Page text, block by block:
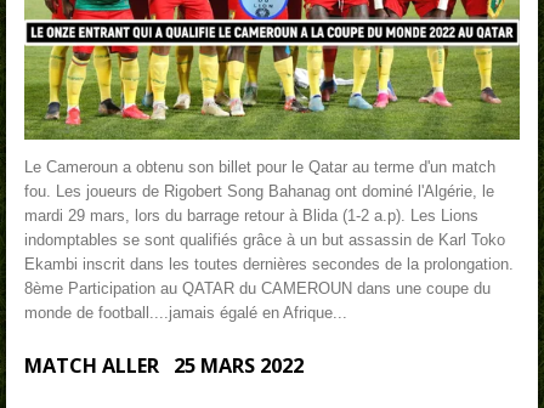
Le Cameroun a obtenu son billet pour le Qatar au terme d'un match
fou. Les joueurs de Rigobert Song Bahanag ont dominé l'Algérie, le
mardi 29 mars, lors du barrage retour à Blida (1-2 a.p). Les Lions
indomptables se sont qualifiés grâce à un but assassin de Karl Toko
Ekambi inscrit dans les toutes dernières secondes de la prolongation.
8ème Participation au QATAR du CAMEROUN dans une coupe du
monde de football....jamais égalé en Afrique...
MATCH ALLER 25 MARS 2022